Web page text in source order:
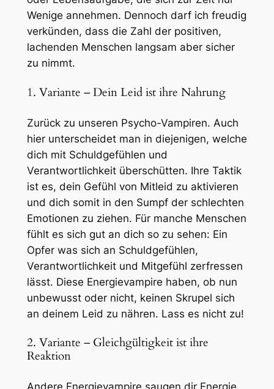
Wenige annehmen. Dennoch darf ich freudig
verkünden, dass die Zahl der positiven,
lachenden Menschen langsam aber sicher
zu nimmt.
1. Variante – Dein Leid ist ihre Nahrung
Zurück zu unseren Psycho-Vampiren. Auch
hier unterscheidet man in diejenigen, welche
dich mit Schuldgefühlen und
Verantwortlichkeit überschütten. Ihre Taktik
ist es, dein Gefühl von Mitleid zu aktivieren
und dich somit in den Sumpf der schlechten
Emotionen zu ziehen. Für manche Menschen
fühlt es sich gut an dich so zu sehen: Ein
Opfer was sich an Schuldgefühlen,
Verantwortlichkeit und Mitgefühl zerfressen
lässt. Diese Energievampire haben, ob nun
unbewusst oder nicht, keinen Skrupel sich
an deinem Leid zu nähren. Lass es nicht zu!
2. Variante – Gleichgültigkeit ist ihre
Reaktion